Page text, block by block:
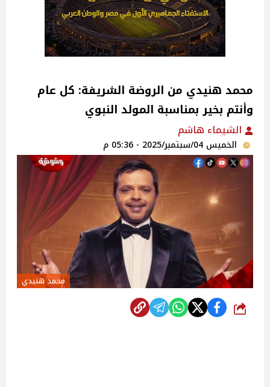
محمد هنيدي من الروضة الشريفة: كل عام
وأنتم بخير بمناسبة المولد النبوي
الشيماء هاشم
الخميس 04/سبتمبر/2025 - 05:36 م
محمد هنيدي
شارك